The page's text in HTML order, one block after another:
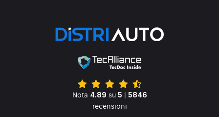
Nota 4.89 su 5 | 5846
recensioni